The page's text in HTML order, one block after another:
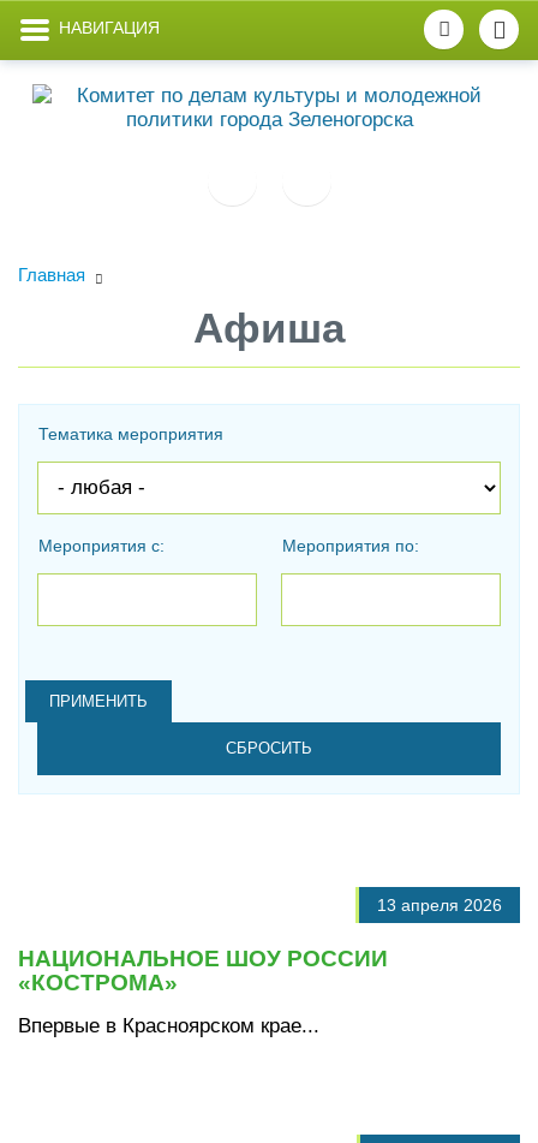
НАВИГАЦИЯ
Главная
Афиша
Тематика мероприятия
Мероприятия с: Мероприятия по:
13 апреля 2026
НАЦИОНАЛЬНОЕ ШОУ РОССИИ
«КОСТРОМА»
Впервые в Красноярском крае...